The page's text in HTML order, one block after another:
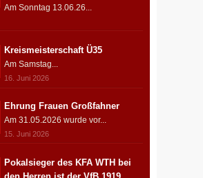
Am Sonntag 13.06.26...
Kreismeisterschaft Ü35
Am Samstag...
16. Juni 2026
Ehrung Frauen Großfahner
Am 31.05.2026 wurde vor...
15. Juni 2026
Pokalsieger des KFA WTH bei